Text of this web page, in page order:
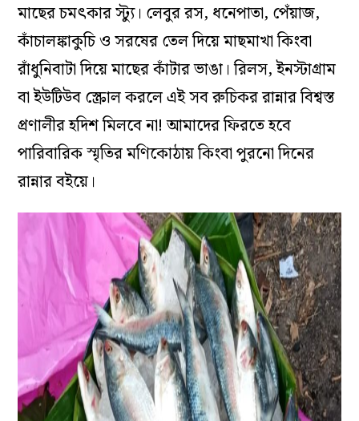
মাছের চমৎকার স্ট্যু। লেবুর রস, ধনেপাতা, পেঁয়াজ,
কাঁচালঙ্কাকুচি ও সরষের তেল দিয়ে মাছমাখা কিংবা
রাঁধুনিবাটা দিয়ে মাছের কাঁটার ভাঙা। রিলস, ইনস্টাগ্রাম
বা ইউটিউব স্ক্রোল করলে এই সব রুচিকর রান্নার বিশ্বস্ত
প্রণালীর হদিশ মিলবে না! আমাদের ফিরতে হবে
পারিবারিক স্মৃতির মণিকোঠায় কিংবা পুরনো দিনের
রান্নার বইয়ে।